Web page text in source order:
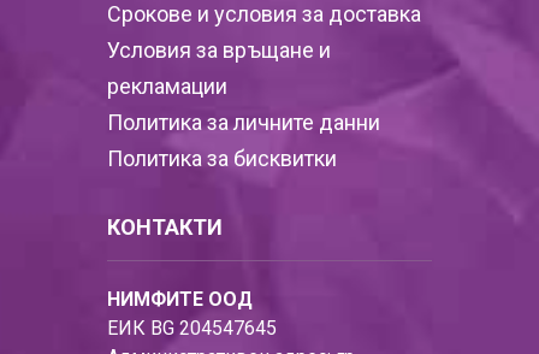
Срокове и условия за доставка
Условия за връщане и
рекламации
Политика за личните данни
Политика за бисквитки
КОНТАКТИ
НИМФИТЕ ООД
ЕИК BG 204547645